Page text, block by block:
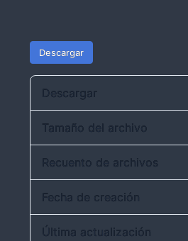
Descargar
Descargar
Tamaño del archivo
Recuento de archivos
Fecha de creación
Última actualización